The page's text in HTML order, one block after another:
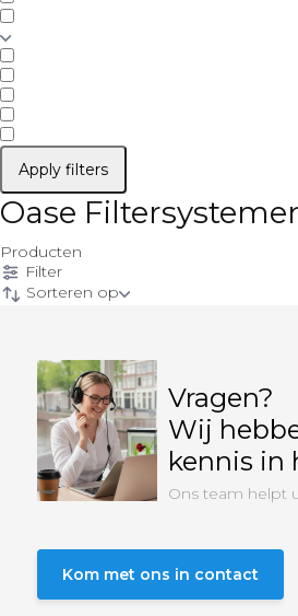
Apply filters
Oase
Producten
Filter
Sorteren op
Vragen?
Wij
kennis in
Ons team helpt
Kom met ons in contact